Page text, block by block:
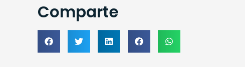
Comparte